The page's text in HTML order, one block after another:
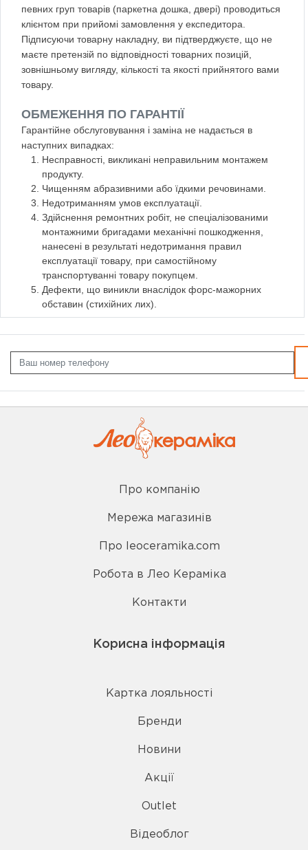
певних груп товарів (паркетна дошка, двері) проводиться
клієнтом при прийомі замовлення у експедитора.
Підписуючи товарну накладну, ви підтверджуєте, що не
маєте претензій по відповідності товарних позицій,
зовнішньому вигляду, кількості та якості прийнятого вами
товару.
ОБМЕЖЕННЯ ПО ГАРАНТІЇ
Гарантійне обслуговування і заміна не надається в
наступних випадках:
Несправності, викликані неправильним монтажем
продукту.
Чищенням абразивними або їдкими речовинами.
Недотриманням умов експлуатації.
Здійснення ремонтних робіт, не спеціалізованими
монтажними бригадами механічні пошкодження,
нанесені в результаті недотримання правил
експлуатації товару, при самостійному
транспортуванні товару покупцем.
Дефекти, що виникли внаслідок форс-мажорних
обставин (стихійних лих).
Про компанію
Мережа магазинів
Про leoceramika.com
Робота в Лео Кераміка
Контакти
Корисна інформація
Картка лояльності
Бренди
Новини
Акції
Outlet
Відеоблог